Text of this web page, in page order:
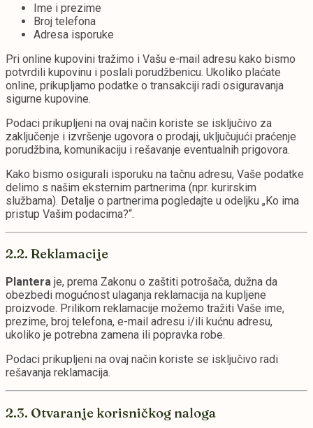
Ime i prezime
Broj telefona
Adresa isporuke
Pri online kupovini tražimo i Vašu e-mail adresu kako bismo
potvrdili kupovinu i poslali porudžbenicu. Ukoliko plaćate
online, prikupljamo podatke o transakciji radi osiguravanja
sigurne kupovine.
Podaci prikupljeni na ovaj način koriste se isključivo za
zaključenje i izvršenje ugovora o prodaji, uključujući praćenje
porudžbina, komunikaciju i rešavanje eventualnih prigovora.
Kako bismo osigurali isporuku na tačnu adresu, Vaše podatke
delimo s našim eksternim partnerima (npr. kurirskim
službama). Detalje o partnerima pogledajte u odeljku „Ko ima
pristup Vašim podacima?“.
2.2. Reklamacije
Plantera je, prema Zakonu o zaštiti potrošača, dužna da
obezbedi mogućnost ulaganja reklamacija na kupljene
proizvode. Prilikom reklamacije možemo tražiti Vaše ime,
prezime, broj telefona, e-mail adresu i/ili kućnu adresu,
ukoliko je potrebna zamena ili popravka robe.
Podaci prikupljeni na ovaj način koriste se isključivo radi
rešavanja reklamacija.
2.3. Otvaranje korisničkog naloga